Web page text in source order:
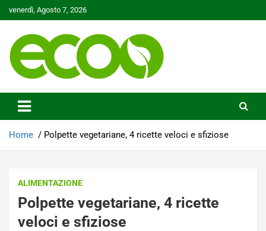
to
venerdì, Agosto 7, 2026
Ecoo.it
Home Polpette vegetariane, 4 ricette veloci e sfiziose
ALIMENTAZIONE
Polpette vegetariane, 4 ricette
veloci e sfiziose